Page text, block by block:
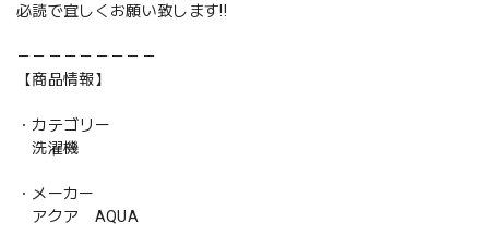
必読で宜しくお願い致します‼️
－－－－－－－－－
【商品情報】
・カテゴリー
洗濯機
・メーカー
アクア AQUA